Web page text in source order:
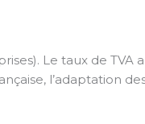
Le taux de
l’adaptation